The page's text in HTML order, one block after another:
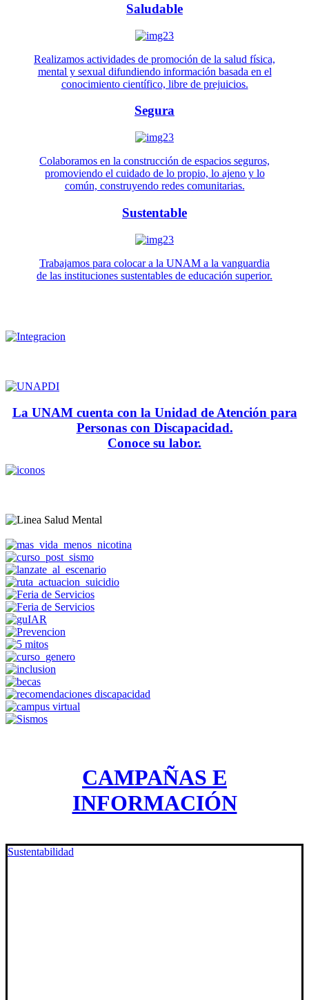
Saludable
Realizamos actividades de promoción de la salud física,
mental y sexual difundiendo información basada en el
conocimiento científico, libre de prejuicios.
Segura
Colaboramos en la construcción de espacios seguros,
promoviendo el cuidado de lo propio, lo ajeno y lo
común, construyendo redes comunitarias.
Sustentable
Trabajamos para colocar a la UNAM a la vanguardia
de las instituciones sustentables de educación superior.
La UNAM cuenta con la Unidad de Atención para
Personas con Discapacidad.
Conoce su labor.
CAMPAÑAS E
INFORMACIÓN
Sustentabilidad